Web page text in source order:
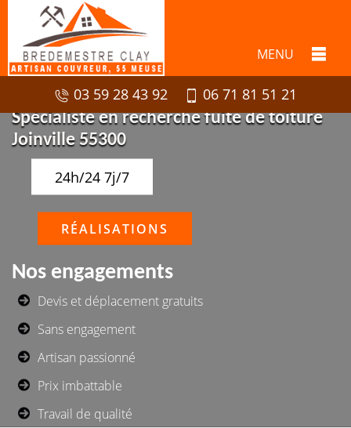
MENU
03 59 28 43 92
06 71 81 51 21
Spécialiste en recherche fuite de toiture
Joinville 55300
24h/24 7j/7
RÉALISATIONS
Nos engagements
Devis et déplacement gratuits
Sans engagement
Artisan passionné
Prix imbattable
Travail de qualité